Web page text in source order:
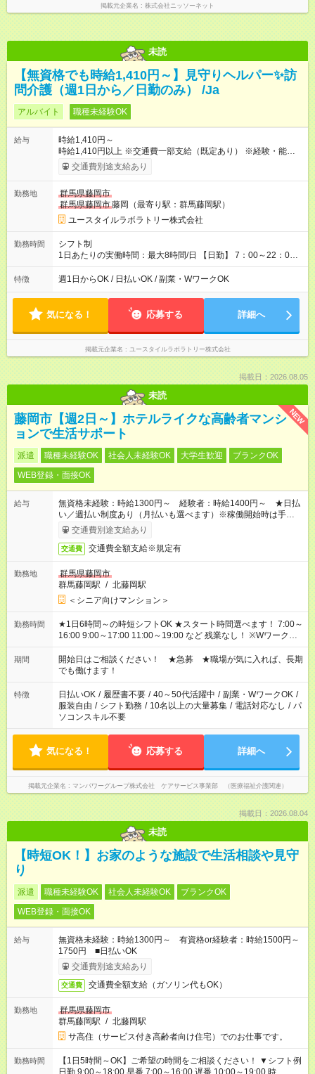
掲載元企業名 株式会社ニッソーネット
未読
【無資格でも時給1,410円～】見守りヘルパー✨訪
問介護（週1日から／日勤のみ） /Ja
アルバイト 職種未経験OK
給与
時給1,410円～
時給1,410円以上 ※交通費一部支給（既定あり） ※経験・能力を
考慮して決定します 【収入例】 週1回勤務の場合：1,410円×8時
間×4回=4万5,120円 週3回勤務の場合：1,410円×8時間×12回
5,600円 【試用期間】試用期間あり 試用期間の長さ：2ヶ月
※ 雇用形態と給与に、本採用時と異なる部分があります。 雇用
形態：本採用時と同じです。 給与：時給 1,070円以上
交通費別途支給あり
勤務地
群馬県藤岡市
群馬県藤岡市藤岡（最寄り駅：群馬藤岡駅）
ユースタイルラボラトリー株式会社
勤務時間
シフト制
1日あたりの実働時間：最大8時間/日 【日勤】 7：00～22：00
の間で8時間勤務（休憩時間は法定通り） ※週1日～OK ／ 夜勤
なし ＊＊ 勤務時間例 ＊＊ ■8時から17時 ■9時から18時 ■10
定（毎週同じ曜日勤務）
特徴 週1日からOK / 日払いOK / 副業・WワークOK
気になる！ 応募する 詳細へ
掲載元企業名 ユースタイルラボラトリー株式会社
掲載日：2026.08.05
未読
NEW
藤岡市【週2日～】ホテルライクな高齢者マンシ
ョンで生活サポート
派遣 職種未経験OK 社会人未経験OK 大学生歓迎
ブランクOK
WEB登録・面接OK
給与
無資格未経験：時給1300円～ 経験者：時給1400円～ ★日払
い／週払い制度あり（月払いも選べます）※稼働開始時は手続き
完了次第のお支払いとなります。
交通費別途支給あり
交通費 交通費全額支給※規定有
勤務地
群馬県藤岡市
群馬藤岡駅 / 北藤岡駅
＜シニア向けマンション＞
勤務時間
★1日6時間～の時短シフトOK ★スタート時間選べます！ 7:00～
16:00 9:00～17:00 11:00～19:00 など 残業なし！ ※Wワークの
場合、他のお仕事と合わせ週40時間超の就業はご案内できませ
ん ※法令に基づき、週20時間以上勤務は社会保険への加入対象
となります ※労働者派遣法（日雇い派遣の原則禁止）により、
短時間・短期間の就業はご案内が難しい場合があります
期間
開始日はご相談ください！ ★急募 ★職場が気に入れば、長期
でも働けます！
特徴 日払いOK / 履歴書不要 / 40～50代活躍中 / 副業・WワークOK /
服装自由 / シフト勤務 / 10名以上の大量募集 / 電話対応なし / パ
ソコンスキル不要
気になる！ 応募する 詳細へ
掲載元企業名 マンパワーグループ株式会社 ケアサービス事業部 （医療福祉介護関連）
掲載日：2026.08.04
未読
【時短OK！】お家のような施設で生活相談や見守
り
派遣 職種未経験OK 社会人未経験OK
ブランクOK
WEB登録・面接OK
給与
無資格未経験：時給1300円～ 有資格or経験者：時給1500円～
1750円 ■日払いOK
交通費別途支給あり
交通費 交通費全額支給（ガソリン代もOK）
勤務地
群馬県藤岡市
群馬藤岡駅 / 北藤岡駅
サ高住（サービス付き高齢者向け住宅）でのお仕事です。
勤務時間
【1日5時間～OK】ご希望の時間をご相談ください！ ▼シフト例
日勤 9:00～18:00 早番 7:00～16:00 遅番 10:00～19:00 時